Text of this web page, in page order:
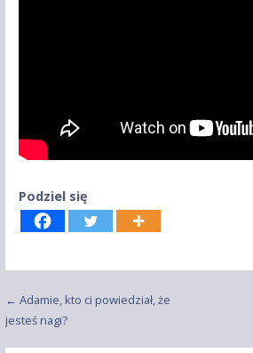
Podziel się
Nawigacja
wpisu
← Adamie, kto ci powiedział, że
jesteś nagi?